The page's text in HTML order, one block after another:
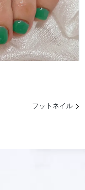
フットネイル